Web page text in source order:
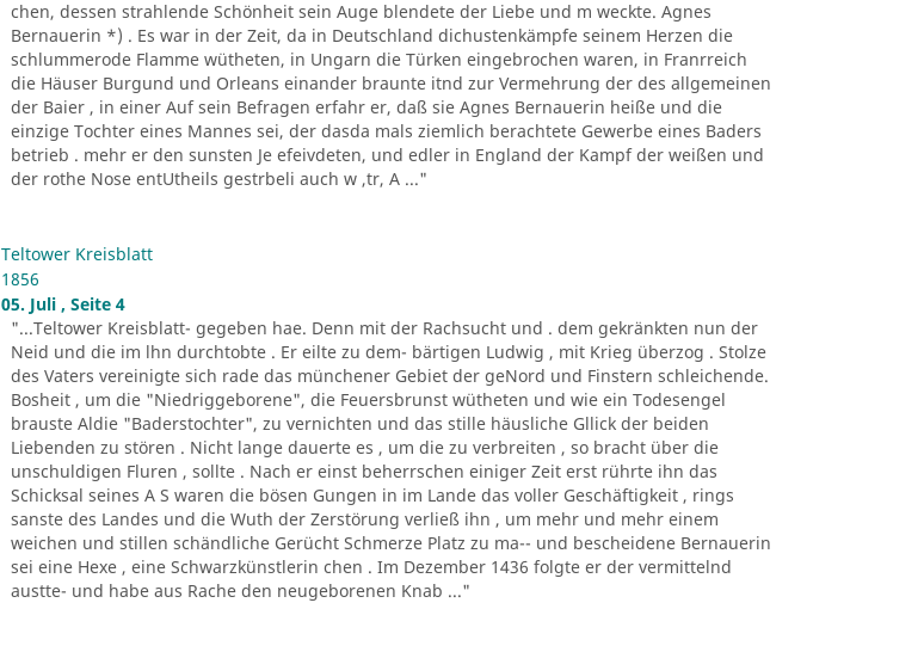
chen, dessen strahlende Schönheit sein Auge blendete der Liebe und m weckte. Agnes
Bernauerin *) . Es war in der Zeit, da in Deutschland dichustenkämpfe seinem Herzen die
schlummerode Flamme wütheten, in Ungarn die Türken eingebrochen waren, in Franrreich
die Häuser Burgund und Orleans einander braunte itnd zur Vermehrung der des allgemeinen
der Baier , in einer Auf sein Befragen erfahr er, daß sie Agnes Bernauerin heiße und die
einzige Tochter eines Mannes sei, der dasda mals ziemlich berachtete Gewerbe eines Baders
betrieb . mehr er den sunsten Je efeivdeten, und edler in England der Kampf der weißen und
der rothe Nose entUtheils gestrbeli auch w ,tr, A ..."
Teltower Kreisblatt
1856
05. Juli , Seite 4
"...Teltower Kreisblatt- gegeben hae. Denn mit der Rachsucht und . dem gekränkten nun der
Neid und die im lhn durchtobte . Er eilte zu dem- bärtigen Ludwig , mit Krieg überzog . Stolze
des Vaters vereinigte sich rade das münchener Gebiet der geNord und Finstern schleichende.
Bosheit , um die "Niedriggeborene", die Feuersbrunst wütheten und wie ein Todesengel
brauste Aldie "Baderstochter", zu vernichten und das stille häusliche Gllick der beiden
Liebenden zu stören . Nicht lange dauerte es , um die zu verbreiten , so bracht über die
unschuldigen Fluren , sollte . Nach er einst beherrschen einiger Zeit erst rührte ihn das
Schicksal seines A S waren die bösen Gungen in im Lande das voller Geschäftigkeit , rings
sanste des Landes und die Wuth der Zerstörung verließ ihn , um mehr und mehr einem
weichen und stillen schändliche Gerücht Schmerze Platz zu ma-- und bescheidene Bernauerin
sei eine Hexe , eine Schwarzkünstlerin chen . Im Dezember 1436 folgte er der vermittelnd
austte- und habe aus Rache den neugeborenen Knab ..."